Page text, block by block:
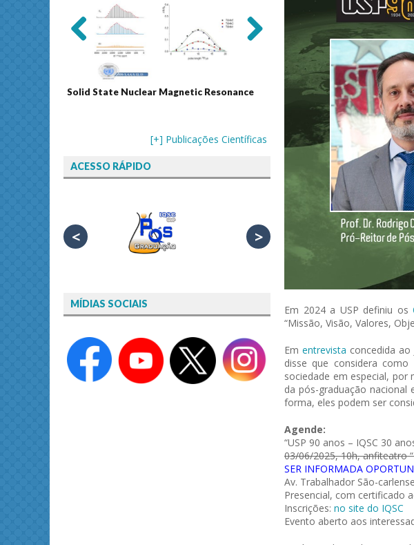
Em 2024 a USP definiu os
“Missão, Visão, Valores,
Em entrevista concedida
disse que considera
sociedade em especial, por
da pós-graduação
forma, eles podem ser
Agende:
“USP 90 anos – IQSC 30
03/06/2025, 10h, anfiteatro
SER INFORMADA
Av. Trabalhador São-
Presencial, com certificado
Inscrições: no site do IQSC
Evento aberto aos
Solid State Nuclear Magnetic Resonance Journal of Separation Science
[+] Publicações Científicas
ACESSO RÁPIDO
< >
MÍDIAS SOCIAIS